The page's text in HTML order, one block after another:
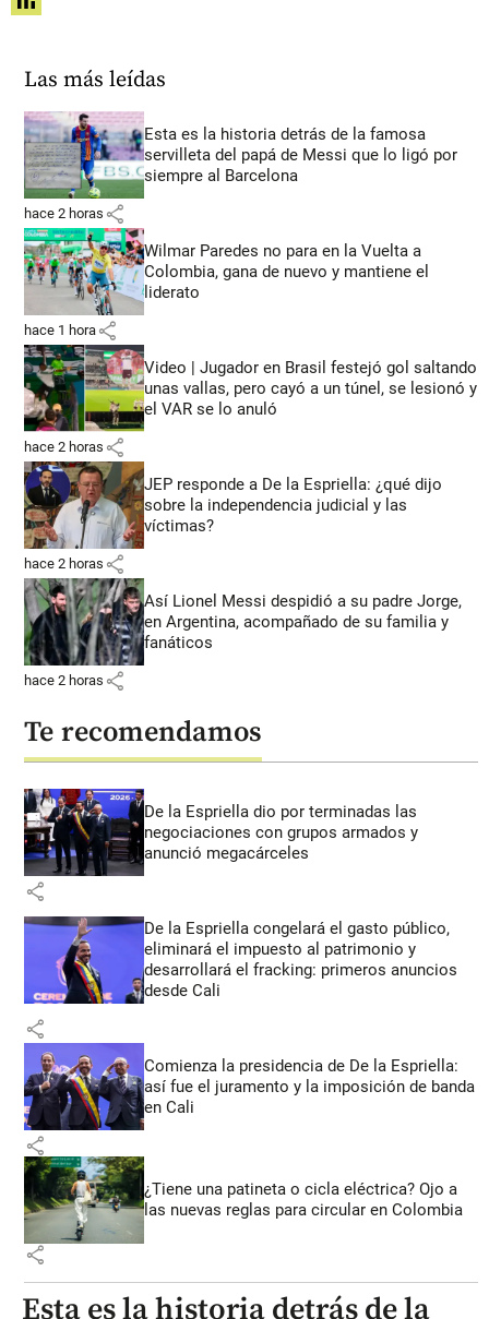
Las más leídas
Esta es la historia detrás de la famosa
servilleta del papá de Messi que lo ligó por
siempre al Barcelona
hace 2 horas share
Wilmar Paredes no para en la Vuelta a
Colombia, gana de nuevo y mantiene el
liderato
hace 1 hora share
Video | Jugador en Brasil festejó gol saltando
unas vallas, pero cayó a un túnel, se lesionó y
el VAR se lo anuló
hace 2 horas share
JEP responde a De la Espriella: ¿qué dijo
sobre la independencia judicial y las
víctimas?
hace 2 horas share
Así Lionel Messi despidió a su padre Jorge,
en Argentina, acompañado de su familia y
fanáticos
hace 2 horas share
Te recomendamos
De la Espriella dio por terminadas las
negociaciones con grupos armados y
anunció megacárceles
share
De la Espriella congelará el gasto público,
eliminará el impuesto al patrimonio y
desarrollará el fracking: primeros anuncios
desde Cali
share
Comienza la presidencia de De la Espriella:
así fue el juramento y la imposición de banda
en Cali
share
¿Tiene una patineta o cicla eléctrica? Ojo a
las nuevas reglas para circular en Colombia
share
Esta es la historia detrás de la